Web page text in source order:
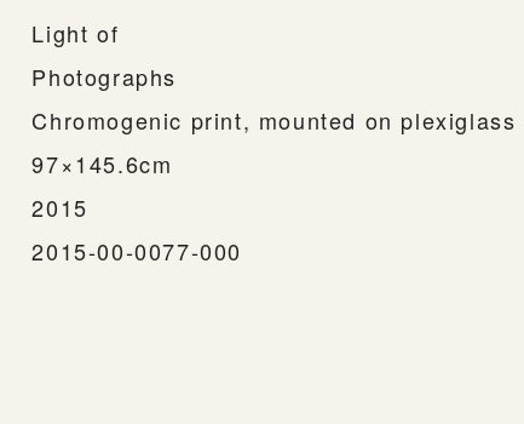
Light of
Photographs
Chromogenic print, mounted on plexiglass
97×145.6cm
2015
2015-00-0077-000